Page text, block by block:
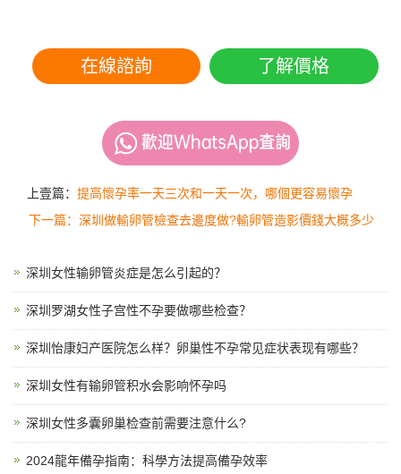
在線諮詢 了解價格
上壹篇： 提高懷孕率一天三次和一天一次，哪個更容易懷孕
下一篇：深圳做輸卵管檢查去邊度做?輸卵管造影價錢大概多少
深圳女性输卵管炎症是怎么引起的？
深圳罗湖女性子宫性不孕要做哪些检查？
深圳怡康妇产医院怎么样？卵巢性不孕常见症状表现有哪些？
深圳女性有输卵管积水会影响怀孕吗
深圳女性多囊卵巢检查前需要注意什么?
2024龍年備孕指南：科學方法提高備孕效率